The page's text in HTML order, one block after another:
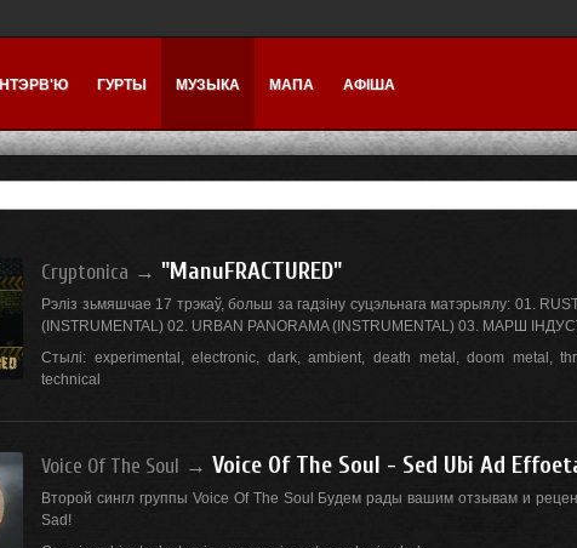
ІНТЭРВ'Ю ГУРТЫ МУЗЫКА МАПА АФІША
Cryptonica → "ManuFRACTURED"
Рэліз зьмяшчае 17 трэкаў, больш за гадзіну суцэльнага матэрыялу: 01.
(INSTRUMENTAL) 02. URBAN PANORAMA (INSTRUMENTAL) 03. МАРШ
Стылі: experimental ,electronic, dark,ambient,death metal ,doom metal ,
technical
Voice Of The Soul → Voice Of The Soul - Sed Ubi Ad
Второй сингл группы Voice Of The Soul Будем рады вашим отзывам и
Sad!